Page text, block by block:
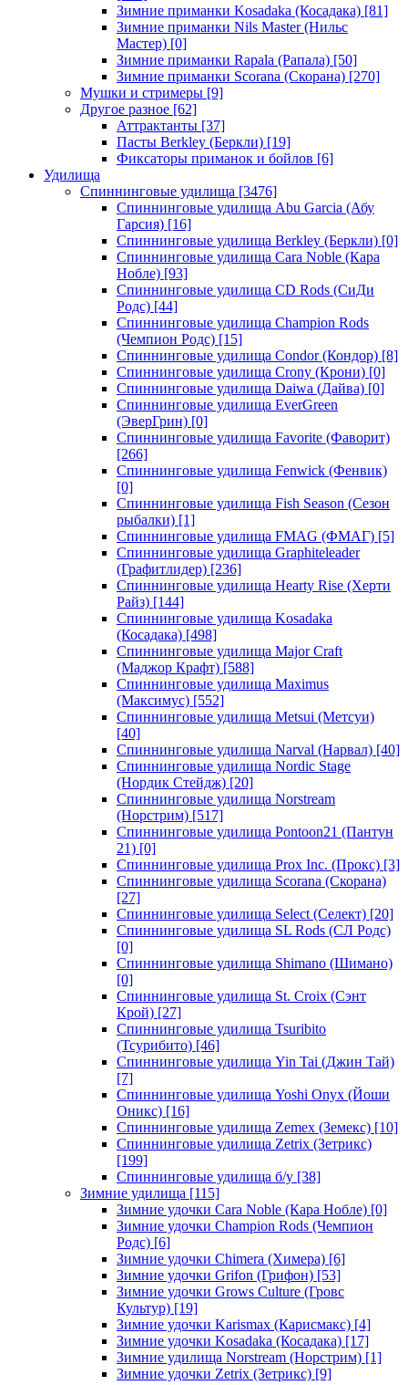
Зимние приманки Kosadaka (Косадака) [81]
Зимние приманки Nils Master (Нильс
Мастер) [0]
Зимние приманки Rapala (Рапала) [50]
Зимние приманки Scorana (Скорана) [270]
Мушки и стримеры [9]
Другое разное [62]
Аттрактанты [37]
Пасты Berkley (Беркли) [19]
Фиксаторы приманок и бойлов [6]
Удилища
Спиннинговые удилища [3476]
Спиннинговые удилища Abu Garcia (Абу
Гарсия) [16]
Спиннинговые удилища Berkley (Беркли) [0]
Спиннинговые удилища Cara Noble (Кара
Нобле) [93]
Спиннинговые удилища CD Rods (СиДи
Родс) [44]
Спиннинговые удилища Champion Rods
(Чемпион Родс) [15]
Спиннинговые удилища Condor (Кондор) [8]
Спиннинговые удилища Crony (Крони) [0]
Спиннинговые удилища Daiwa (Дайва) [0]
Спиннинговые удилища EverGreen
(ЭверГрин) [0]
Спиннинговые удилища Favorite (Фаворит)
[266]
Спиннинговые удилища Fenwick (Фенвик)
[0]
Спиннинговые удилища Fish Season (Сезон
рыбалки) [1]
Спиннинговые удилища FMAG (ФМАГ) [5]
Спиннинговые удилища Graphiteleader
(Графитлидер) [236]
Спиннинговые удилища Hearty Rise (Херти
Райз) [144]
Спиннинговые удилища Kosadaka
(Косадака) [498]
Спиннинговые удилища Major Craft
(Маджор Крафт) [588]
Спиннинговые удилища Maximus
(Максимус) [552]
Спиннинговые удилища Metsui (Метсуи)
[40]
Спиннинговые удилища Narval (Нарвал) [40]
Спиннинговые удилища Nordic Stage
(Нордик Стейдж) [20]
Спиннинговые удилища Norstream
(Норстрим) [517]
Спиннинговые удилища Pontoon21 (Пантун
21) [0]
Спиннинговые удилища Prox Inc. (Прокс) [3]
Спиннинговые удилища Scorana (Скорана)
[27]
Спиннинговые удилища Select (Селект) [20]
Спиннинговые удилища SL Rods (СЛ Родс)
[0]
Спиннинговые удилища Shimano (Шимано)
[0]
Спиннинговые удилища St. Croix (Сэнт
Крой) [27]
Спиннинговые удилища Tsuribito
(Тсурибито) [46]
Спиннинговые удилища Yin Tai (Джин Тай)
[7]
Спиннинговые удилища Yoshi Onyx (Йоши
Оникс) [16]
Спиннинговые удилища Zemex (Земекс) [10]
Спиннинговые удилища Zetrix (Зетрикс)
[199]
Спиннинговые удилища б/у [38]
Зимние удилища [115]
Зимние удочки Cara Noble (Кара Нобле) [0]
Зимние удочки Champion Rods (Чемпион
Родс) [6]
Зимние удочки Chimera (Химера) [6]
Зимние удочки Grifon (Грифон) [53]
Зимние удочки Grows Culture (Гровс
Культур) [19]
Зимние удочки Karismax (Карисмакс) [4]
Зимние удочки Kosadaka (Косадака) [17]
Зимние удилища Norstream (Норстрим) [1]
Зимние удочки Zetrix (Зетрикс) [9]